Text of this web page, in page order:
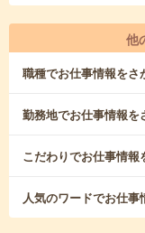
他
職種でお仕事情報をさ
勤務地でお仕事情報を
こだわりでお仕事情報
人気のワードでお仕事